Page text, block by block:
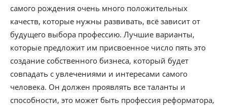
самого рождения очень много положительных
качеств, которые нужны развивать, всё зависит от
будущего выбора профессию. Лучшие варианты,
которые предложит им присвоенное число пять это
создание собственного бизнеса, который будет
совпадать с увлечениями и интересами самого
человека. Он должен проявлять все таланты и
способности, это может быть профессия реформатора,